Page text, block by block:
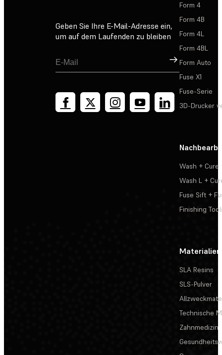
Geben Sie Ihre E-Mail-Adresse ein,
um auf dem Laufenden zu bleiben
Registrieren
Form 4
Form 4B
Form 4L
Form 4BL
Form Auto
Fuse X1
Fuse-Serie
3D-Drucker
Wash + Cure
Wash L +
Fuse Sift +
Finishing
Materialien
SLA Resins
SLS-Pulver
Technische
Zahnmedizin